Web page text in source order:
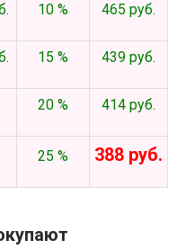
10 % 465 руб.
15 % 439 руб.
20 % 414 руб.
25 % 388 руб.